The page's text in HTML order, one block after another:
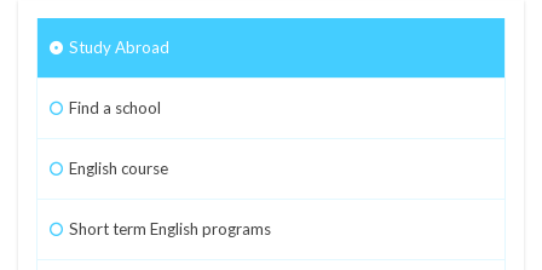
Study Abroad
Find a school
English course
Short term English programs